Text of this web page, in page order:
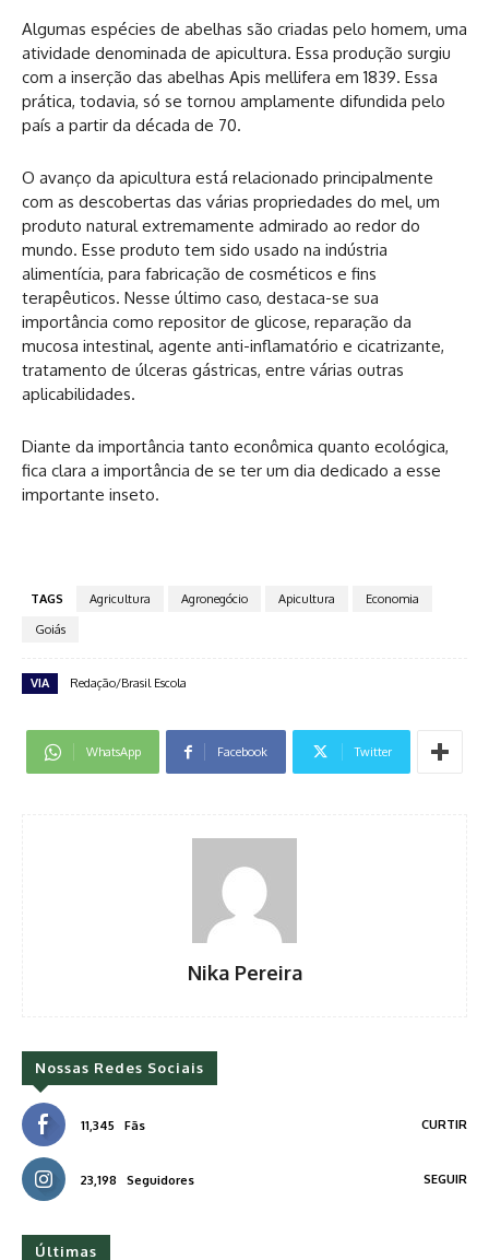
Algumas espécies de abelhas são criadas pelo homem, uma
atividade denominada de apicultura. Essa produção surgiu
com a inserção das abelhas Apis mellifera em 1839. Essa
prática, todavia, só se tornou amplamente difundida pelo
país a partir da década de 70.
O avanço da apicultura está relacionado principalmente
com as descobertas das várias propriedades do mel, um
produto natural extremamente admirado ao redor do
mundo. Esse produto tem sido usado na indústria
alimentícia, para fabricação de cosméticos e fins
terapêuticos. Nesse último caso, destaca-se sua
importância como repositor de glicose, reparação da
mucosa intestinal, agente anti-inflamatório e cicatrizante,
tratamento de úlceras gástricas, entre várias outras
aplicabilidades.
Diante da importância tanto econômica quanto ecológica,
fica clara a importância de se ter um dia dedicado a esse
importante inseto.
TAGS Agricultura Agronegócio Apicultura
Economia
Goiás
VIA Redação/Brasil Escola
WhatsApp Facebook Twitter
Nika Pereira
Nossas Redes Sociais
11,345 Fãs CURTIR
23,198 Seguidores SEGUIR
Últimas